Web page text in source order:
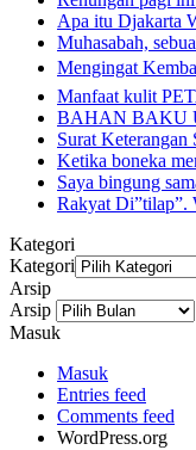
Apa itu Djakarta
Muhasabah,
Mengingat
Manfaat kulit
BAHAN BAKU
Surat
Ketika boneka
Saya bingung
Rakyat Di”tilap”.
Kategori
Kategori
Arsip
Arsip
Masuk
Masuk
Entries feed
Comments feed
WordPress.org